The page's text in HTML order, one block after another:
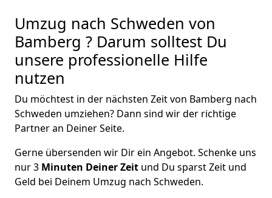
Umzug nach Schweden von
Bamberg ? Darum solltest Du
unsere professionelle Hilfe
nutzen
Du möchtest in der nächsten Zeit von Bamberg nach
Schweden umziehen? Dann sind wir der richtige
Partner an Deiner Seite.
Gerne übersenden wir Dir ein Angebot. Schenke uns
nur3 Minuten Deiner Zeit und Du sparst Zeit und
Geld bei Deinem Umzug nach Schweden.